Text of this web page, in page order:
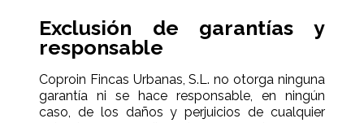
Exclusión de garantías y
responsable
Coproin Fincas Urbanas, S.L. no otorga ninguna
garantía ni se hace responsable, en ningún
caso, de los daños y perjuicios de cualquier